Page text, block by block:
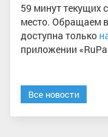
59 минут текущих
место. Обращаем
доступна только
приложении
Все новости